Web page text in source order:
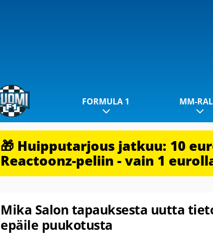
FORMULA 1 MM-
🎁 Huipputarjous jatkuu: 10
Reactoonz-peliin - vain 1
Mika Salon tapauksesta uutta
epäile puukotusta